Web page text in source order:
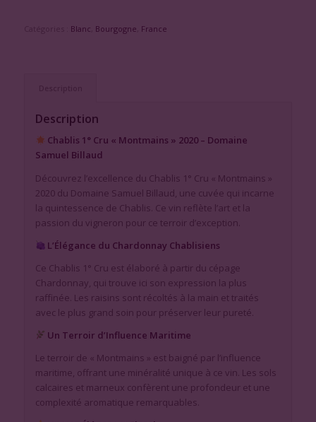
Blanc Bourgogne France
Description
Chablis 1° Cru « Montmains » 2020 – Domaine
Samuel Billaud
Découvrez l’excellence du Chablis 1° Cru « Montmains »
2020 du Domaine Samuel Billaud, une cuvée qui incarne
la quintessence de Chablis. Ce vin reflète l’art et la
passion du vigneron pour ce terroir d’exception.
L’Élégance du Chardonnay Chablisiens
Ce Chablis 1° Cru est élaboré à partir du cépage
Chardonnay, qui trouve ici son expression la plus
raffinée. Les raisins sont récoltés à la main et traités
avec le plus grand soin pour préserver leur pureté.
Un Terroir d’Influence Maritime
Le terroir de « Montmains » est baigné par l’influence
maritime, offrant une minéralité unique à ce vin. Les sols
calcaires et marneux confèrent une profondeur et une
complexité aromatique remarquables.